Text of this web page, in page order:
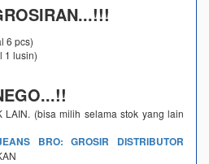
6 pcs)
1 lusin)
LAIN. (bisa milih selama stok yang lain
BRO: GROSIR DISTRIBUTOR